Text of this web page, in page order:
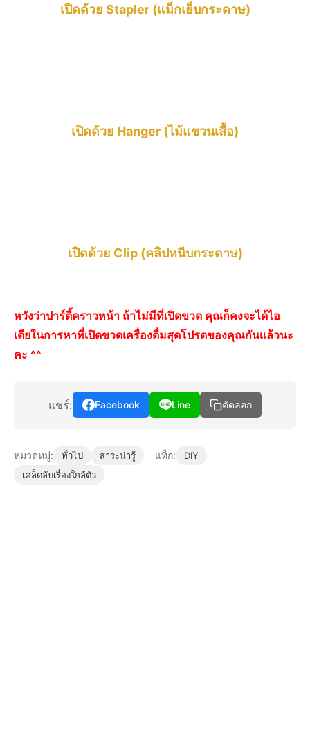
เปิดด้วย Stapler (แม็กเย็บกระดาษ)
เปิดด้วย Hanger (ไม้แขวนเสื้อ)
เปิดด้วย Clip (คลิปหนีบกระดาษ)
หวังว่าปาร์ตี้คราวหน้า ถ้าไม่มีที่เปิดขวด คุณก็คงจะได้ไอ
เดียในการหาที่เปิดขวดเครื่องดื่มสุดโปรดของคุณกันเเล้วนะ
คะ ^^
แชร์: Facebook Line คัดลอก
หมวดหมู่: ทั่วไป สาระน่ารู้ แท็ก:
DIY
เคล็ดลับเรื่องใกล้ตัว